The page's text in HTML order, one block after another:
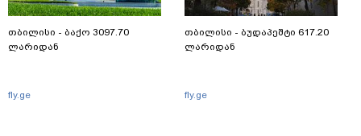
თბილისი - ბაქო 3097.70
ლარიდან
fly.ge
თბილისი - ბუდაპეშტი 617.20
ლარიდან
fly.ge